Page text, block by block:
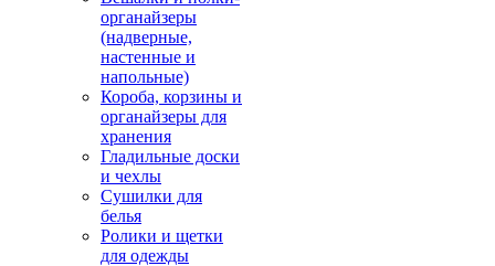
органайзеры
(надверные,
настенные и
напольные)
Короба, корзины и
органайзеры для
хранения
Гладильные доски
и чехлы
Сушилки для
белья
Ролики и щетки
для одежды